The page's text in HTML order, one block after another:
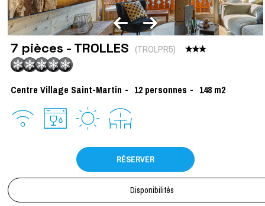
7 pièces - TROLLES (TROLPR5)
Centre Village Saint-Martin 12 personnes 148 m2
RÉSERVER
Disponibilités